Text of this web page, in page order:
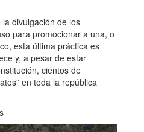
divulgación de los
para promocionar a una, o
esta última práctica es
y, a pesar de estar
cientos de
en toda la república